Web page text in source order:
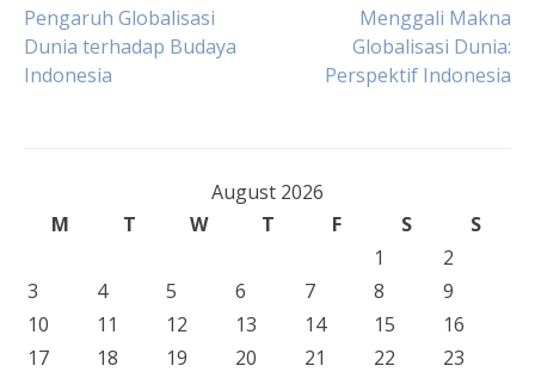
Post
navigation
Pengaruh Globalisasi
Dunia terhadap Budaya
Indonesia
Menggali Makna
Globalisasi Dunia:
Perspektif Indonesia
August 2026
M
T W T F S
S
1
2
3
4 5 6 7 8
9
10
11 12 13 14 15
16
17
18 19 20 21 22
23